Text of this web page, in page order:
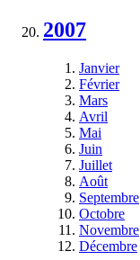
2007
Janvier
Février
Mars
Avril
Mai
Juin
Juillet
Août
Septembre
Octobre
Novembre
Décembre